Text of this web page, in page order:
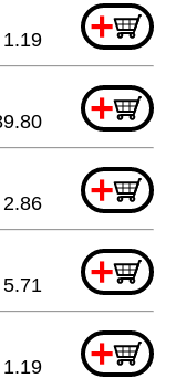
+
1.19
+
+
2.86
+
5.71
+
1.19